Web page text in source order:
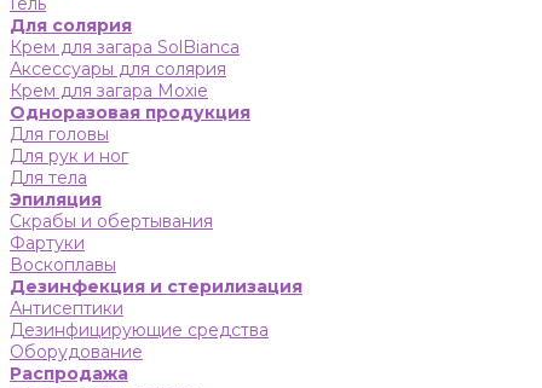
Для солярия
Крем для загара SolBianca
Аксессуары для солярия
Крем для загара Moxie
Одноразовая продукция
Для головы
Для рук и ног
Для тела
Эпиляция
Скрабы и обертывания
Фартуки
Воскоплавы
Дезинфекция и стерилизация
Антисептики
Дезинфицирующие средства
Оборудование
Распродажа